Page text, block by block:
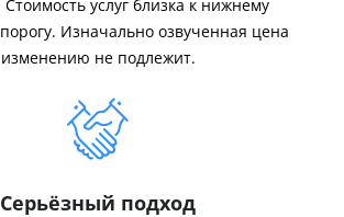
Стоимость услуг близка к нижнему
Изначально озвученная цена
изменению не подлежит.
Серьёзный подход